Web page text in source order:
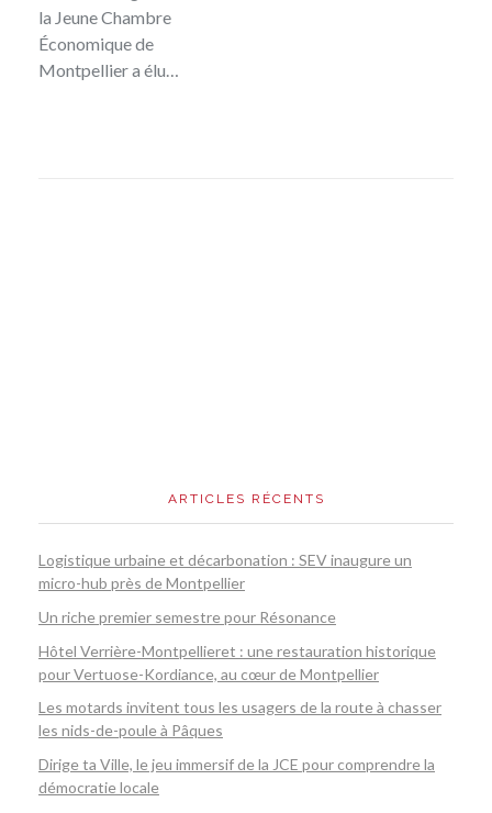
la Jeune Chambre
Économique de
Montpellier a élu…
ARTICLES RÉCENTS
Logistique urbaine et décarbonation : SEV inaugure un
micro-hub près de Montpellier
Un riche premier semestre pour Résonance
Hôtel Verrière-Montpellieret : une restauration historique
pour Vertuose-Kordiance, au cœur de Montpellier
Les motards invitent tous les usagers de la route à chasser
les nids-de-poule à Pâques
Dirige ta Ville, le jeu immersif de la JCE pour comprendre la
démocratie locale